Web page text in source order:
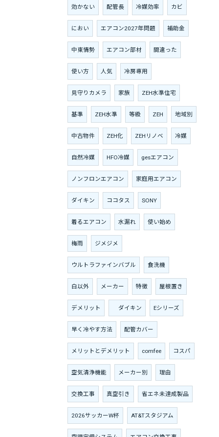
効かない 配管長 冷媒効率 カビ
におい エアコン2027年問題 補助金
中東情勢 エアコン部材 間違った
使い方 人気 冷房専用
見守りカメラ 家族 ZEH水準住宅
基準 ZEH水準 等級 ZEH 地域別
中古物件 ZEH化 ZEHリノベ 冷媒
自然冷媒 HFO冷媒 gesエアコン
ノンフロンエアコン 家庭用エアコン
ダイキン ココタス SONY
着るエアコン 水漏れ 使い始め
梅雨 ジメジメ
ウルトラファインバブル 食洗機
白以外 メーカー 特徴 屋根置き
デメリット ダイキン Eシリーズ
早く冷やす方法 配管カバー
メリットとデメリット comfee コスパ
空気清浄機能 メーカー別 理由
交換工事 真空引き 省エネ未達成製品
2026サッカーW杯 AT&Tスタジアム